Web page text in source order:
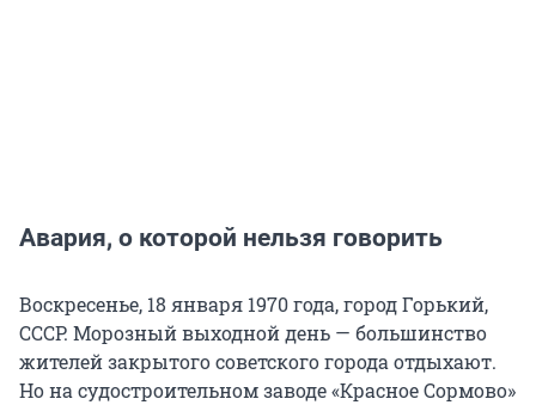
Авария, о которой нельзя говорить
Воскресенье, 18 января 1970 года, город Горький,
СССР. Морозный выходной день — большинство
жителей закрытого советского города отдыхают.
Но на судостроительном заводе «Красное Сормово»